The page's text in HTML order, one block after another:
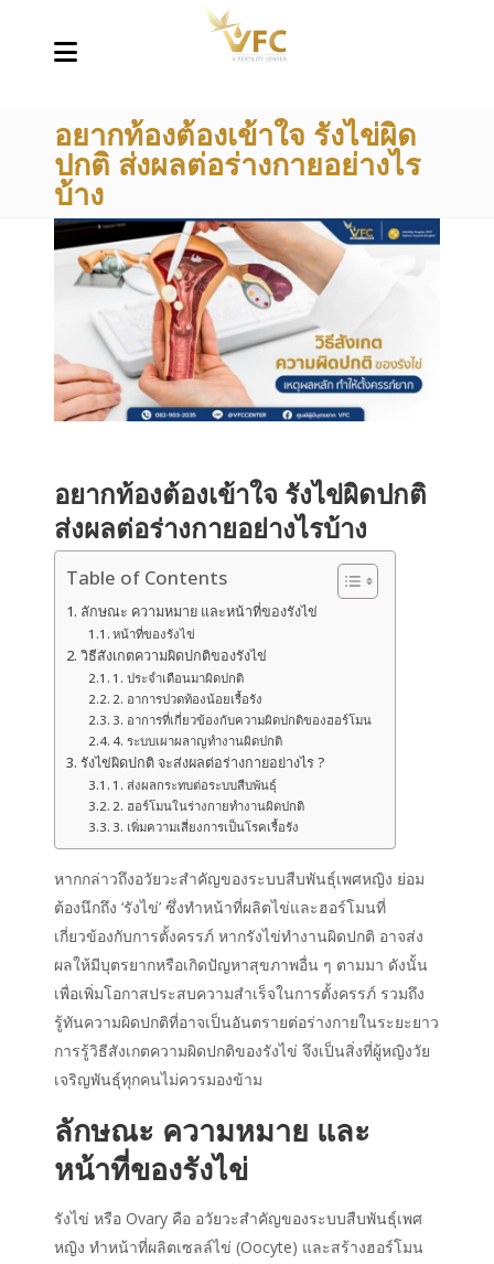
อยากท้องต้องเข้าใจ รังไข่ผิด
ปกติ ส่งผลต่อร่างกายอย่างไร
บ้าง
อยากท้องต้องเข้าใจ รังไข่ผิดปกติ
ส่งผลต่อร่างกายอย่างไรบ้าง
Table of Contents
ลักษณะ ความหมาย และหน้าที่ของรังไข่
หน้าที่ของรังไข่
วิธีสังเกตความผิดปกติของรังไข่
1. ประจำเดือนมาผิดปกติ
2. อาการปวดท้องน้อยเรื้อรัง
3. อาการที่เกี่ยวข้องกับความผิดปกติของฮอร์โมน
4. ระบบเผาผลาญทำงานผิดปกติ
รังไข่ผิดปกติ จะส่งผลต่อร่างกายอย่างไร ?
1. ส่งผลกระทบต่อระบบสืบพันธุ์
2. ฮอร์โมนในร่างกายทำงานผิดปกติ
3. เพิ่มความเสี่ยงการเป็นโรคเรื้อรัง
หากกล่าวถึงอวัยวะสำคัญของระบบสืบพันธุ์เพศหญิง ย่อม
ต้องนึกถึง ‘รังไข่’ ซึ่งทำหน้าที่ผลิตไข่และฮอร์โมนที่
เกี่ยวข้องกับการตั้งครรภ์ หากรังไข่ทำงานผิดปกติ อาจส่ง
ผลให้มีบุตรยากหรือเกิดปัญหาสุขภาพอื่น ๆ ตามมา ดังนั้น
เพื่อเพิ่มโอกาสประสบความสำเร็จในการตั้งครรภ์ รวมถึง
รู้ทันความผิดปกติที่อาจเป็นอันตรายต่อร่างกายในระยะยาว
การรู้วิธีสังเกตความผิดปกติของรังไข่ จึงเป็นสิ่งที่ผู้หญิงวัย
เจริญพันธุ์ทุกคนไม่ควรมองข้าม
ลักษณะ ความหมาย และ
หน้าที่ของรังไข่
รังไข่ หรือ Ovary คือ อวัยวะสำคัญของระบบสืบพันธุ์เพศ
หญิง ทำหน้าที่ผลิตเซลล์ไข่ (Oocyte) และสร้างฮอร์โมน